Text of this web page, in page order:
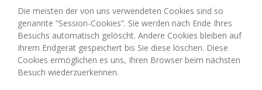
Die meisten der von uns verwendeten Cookies sind so
genannte “Session-Cookies”. Sie werden nach Ende Ihres
Besuchs automatisch gelöscht. Andere Cookies bleiben auf
Ihrem Endgerät gespeichert bis Sie diese löschen. Diese
Cookies ermöglichen es uns, Ihren Browser beim nächsten
Besuch wiederzuerkennen.